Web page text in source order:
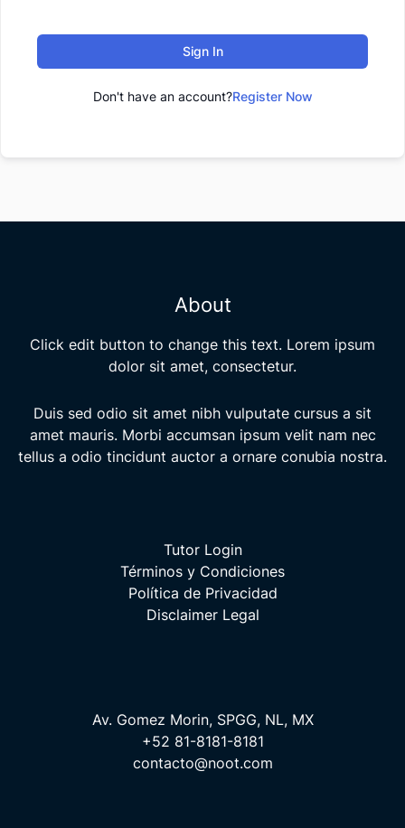
Sign In
Don't have an account?Register Now
About
Click edit button to change this text. Lorem ipsum
dolor sit amet, consectetur.
Duis sed odio sit amet nibh vulputate cursus a sit
amet mauris. Morbi accumsan ipsum velit nam nec
tellus a odio tincidunt auctor a ornare conubia nostra.
Tutor Login
Términos y Condiciones
Política de Privacidad
Disclaimer Legal
Av. Gomez Morin, SPGG, NL, MX
+52 81-8181-8181
contacto@noot.com